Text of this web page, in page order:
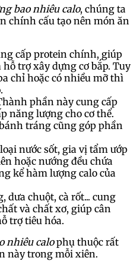
bao nhiêu calo, chúng ta
chính cấu tạo nên món ăn
cấp protein chính, giúp
trợ xây dựng cơ bắp. Tuy
chỉ hoặc có nhiều mỡ thì
phần này cung cấp
năng lượng cho cơ thể.
tráng cũng góp phần
loại nước sốt, gia vị tẩm ướp
hoặc nướng đều chứa
kể hàm lượng calo của
dưa chuột, cà rốt... cung
và chất xơ, giúp cân
trợ tiêu hóa.
nhiêu calophụ thuộc rất
này trong mỗi xiên.